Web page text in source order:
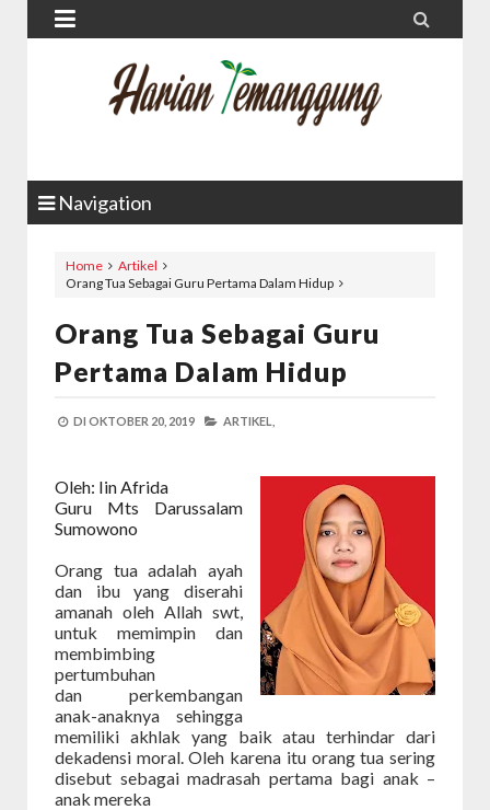
 
Navigation
Home
Artikel
Orang Tua Sebagai Guru Pertama Dalam Hidup
Orang Tua Sebagai Guru
Pertama Dalam Hidup
DI OKTOBER 20, 2019 ARTIKEL,
Oleh: Iin Afrida
Guru Mts Darussalam
Sumowono
Orang tua adalah ayah
dan ibu yang diserahi
amanah oleh Allah swt,
untuk memimpin dan
membimbing
pertumbuhan
dan perkembangan
anak-anaknya sehingga
memiliki akhlak yang baik atau terhindar dari
dekadensi moral. Oleh karena itu orang tua sering
disebut sebagai madrasah pertama bagi anak –
anak mereka